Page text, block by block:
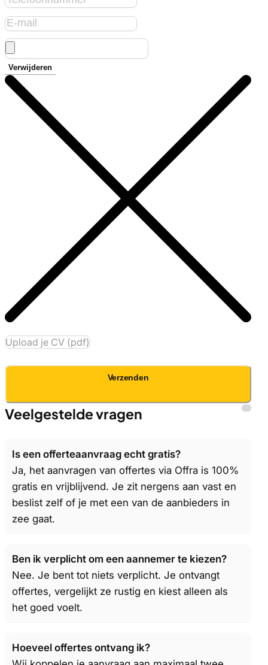
Verwijderen
Upload je CV (pdf)
Verzenden
Veelgestelde vragen
Is een offerteaanvraag echt gratis?
Ja, het aanvragen van offertes via Offra is 100%
gratis en vrijblijvend. Je zit nergens aan vast en
beslist zelf of je met een van de aanbieders in
zee gaat.
Ben ik verplicht om een aannemer te kiezen?
Nee. Je bent tot niets verplicht. Je ontvangt
offertes, vergelijkt ze rustig en kiest alleen als
het goed voelt.
Hoeveel offertes ontvang ik?